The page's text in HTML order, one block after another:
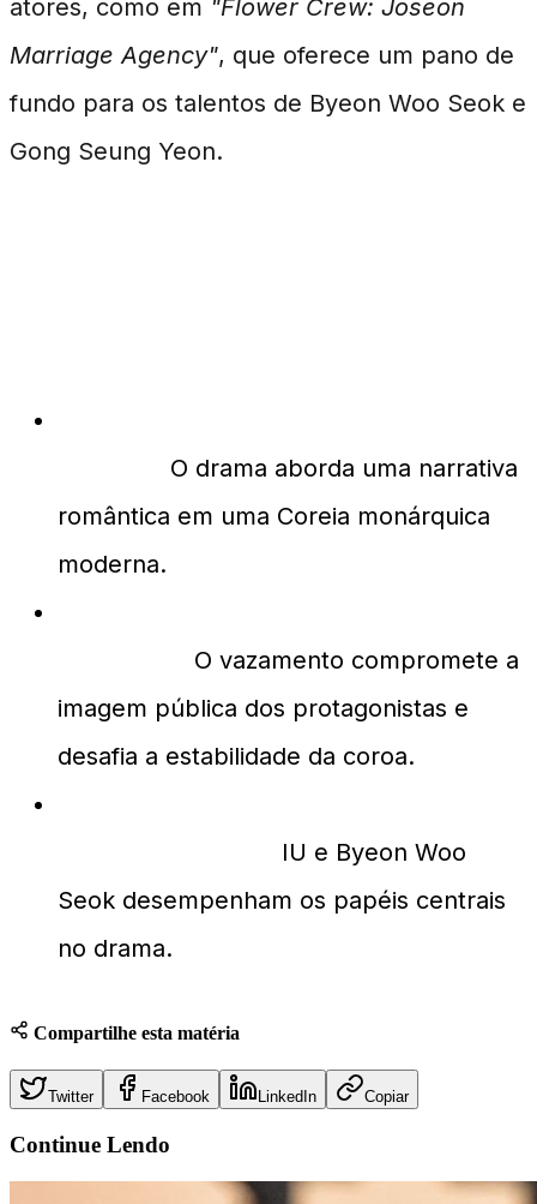
atores, como em "Flower Crew: Joseon
Marriage Agency", que oferece um pano de
fundo para os talentos de Byeon Woo Seok e
Gong Seung Yeon.
O drama aborda uma narrativa
romântica em uma Coreia monárquica
moderna.
O vazamento compromete a
imagem pública dos protagonistas e
desafia a estabilidade da coroa.
IU e Byeon Woo
Seok desempenham os papéis centrais
no drama.
Compartilhe esta matéria
Twitter Facebook LinkedIn Copiar
Continue Lendo